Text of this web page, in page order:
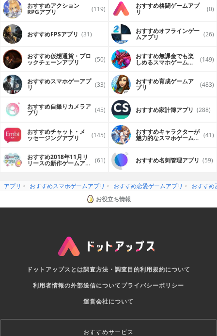
おすすめアクション
RPGアプリ (119) おすすめ格闘ゲームアプ
リ (0)
おすすめFPSアプリ (31) おすすめオフラインゲー
ムアプリ (26)
おすすめ仮想通貨・ブロ
ックチェーンアプリ (50) おすすめ無課金でも楽
しめるスマホゲームア (149)
おすすめスマホゲーアプ
リ (33) おすすめ育成ゲームア
プリ (483)
おすすめ自撮りカメラア
プリ (45) おすすめ家計簿アプリ (288)
おすすめチャット・メ
ッセージングアプリ (145) おすすめキャラクターが
魅力的なスマホゲームア (41)
おすすめ2018年11月リ
リースの新作ゲームアプ (61) おすすめ名刺管理アプリ (59)
アプリ おすすめスマホゲームアプリ おすすめ恋愛ゲームアプリ
おすすめ
お役立ち情報
ドットアップスとは調査方法・調査目的利用規約について
利用者情報の外部送信についてプライバシーポリシー
運営会社について
おすすめサービス